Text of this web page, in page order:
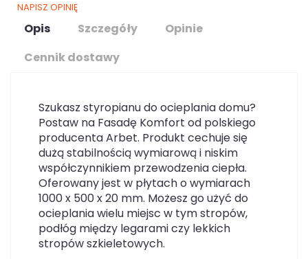
NAPISZ OPINIĘ
Opis Szczegóły
Opinie
Cennik dostawy
Szukasz styropianu do ocieplania domu?
Postaw na Fasadę Komfort od polskiego
producenta Arbet. Produkt cechuje się
dużą stabilnością wymiarową i niskim
współczynnikiem przewodzenia ciepła.
Oferowany jest w płytach o wymiarach
1000 x 500 x 20 mm. Możesz go użyć do
ocieplania wielu miejsc w tym stropów,
podłóg między legarami czy lekkich
stropów szkieletowych.